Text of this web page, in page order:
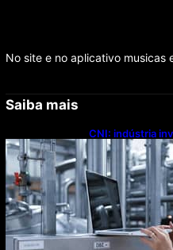
No site e no aplicativo musicas
Saiba mais
CNI: indústria
modernização